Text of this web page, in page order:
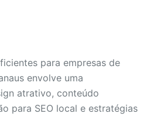
para empresas de
envolve uma
atrativo, conteúdo
para SEO local e estratégias